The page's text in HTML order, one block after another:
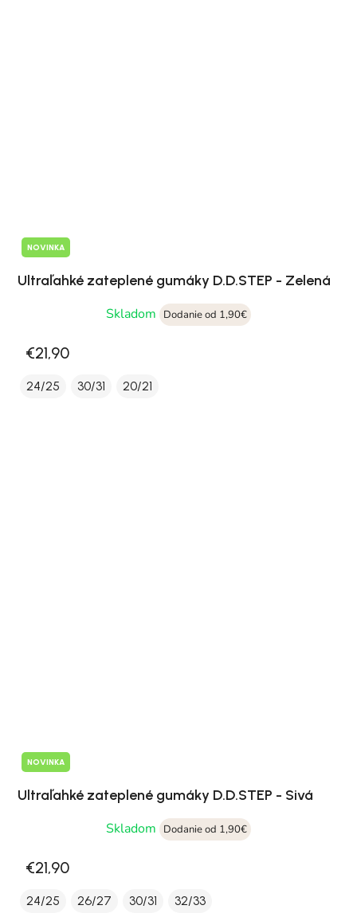
NOVINKA
Ultraľahké zateplené gumáky D.D.STEP - Zelená
Skladom
Dodanie od 1,90€
€21,90
24/25 30/31 20/21
NOVINKA
Ultraľahké zateplené gumáky D.D.STEP - Sivá
Skladom
Dodanie od 1,90€
€21,90
24/25 26/27 30/31 32/33